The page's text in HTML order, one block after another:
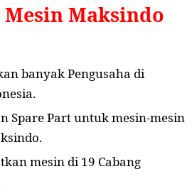
Maksindo
banyak Pengusaha di
Spare Part untuk mesin-mesin
mesin di 19 Cabang